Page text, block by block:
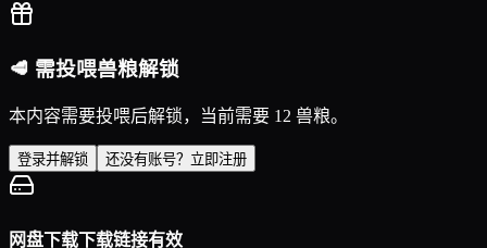
🥩 需投喂兽粮解锁
本内容需要投喂后解锁，当前需要 12 兽粮。
登录并解锁 还没有账号？立即注册
网盘下载 下载链接有效